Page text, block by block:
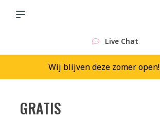
Live Chat
Wij blijven deze zomer open!
GRATIS